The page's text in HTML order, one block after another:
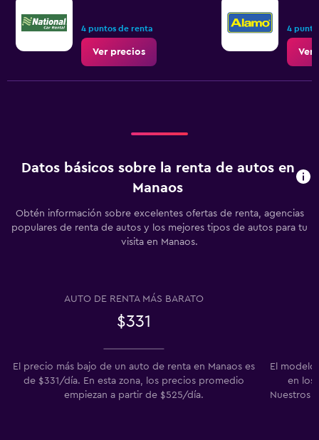
4 puntos de renta
Ver precios
4
Ver
Datos básicos sobre la renta de autos en
Manaos
Obtén información sobre excelentes ofertas de renta, agencias
populares de renta de autos y los mejores tipos de autos para tu
visita en Manaos.
AUTO DE RENTA MÁS BARATO
$331
El precio más bajo de un auto de renta en Manaos es
de $331/día. En esta zona, los precios promedio
empiezan a partir de $525/día.
El modelo
en los
Nuestros